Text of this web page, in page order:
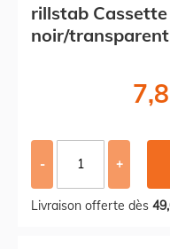
rillstab
noir/
- +
Livraison offerte dès